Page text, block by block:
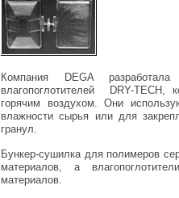
Компания DEGA
влагопоглотителей DRY-
горячим воздухом. Они
влажности сырья или для
гранул.
Бункер-сушилка для полимеров
материалов, а
материалов.